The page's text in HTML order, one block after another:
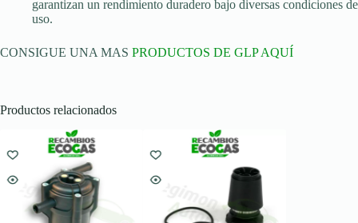
garantizan un rendimiento duradero bajo diversas condiciones de
uso.
CONSIGUE UNA MAS PRODUCTOS DE GLP AQUÍ
Productos relacionados